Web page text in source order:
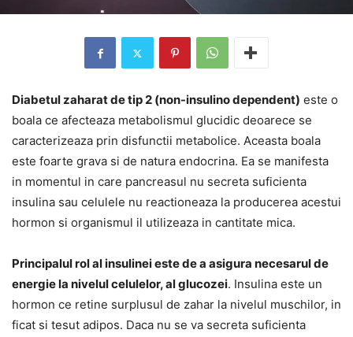
Diabetul zaharat de tip 2 (non-insulino dependent) este o
boala ce afecteaza metabolismul glucidic deoarece se
caracterizeaza prin disfunctii metabolice. Aceasta boala
este foarte grava si de natura endocrina. Ea se manifesta
in momentul in care pancreasul nu secreta suficienta
insulina sau celulele nu reactioneaza la producerea acestui
hormon si organismul il utilizeaza in cantitate mica.
Principalul rol al insulinei este de a asigura necesarul de
energie la nivelul celulelor, al glucozei. Insulina este un
hormon ce retine surplusul de zahar la nivelul muschilor, in
ficat si tesut adipos. Daca nu se va secreta suficienta